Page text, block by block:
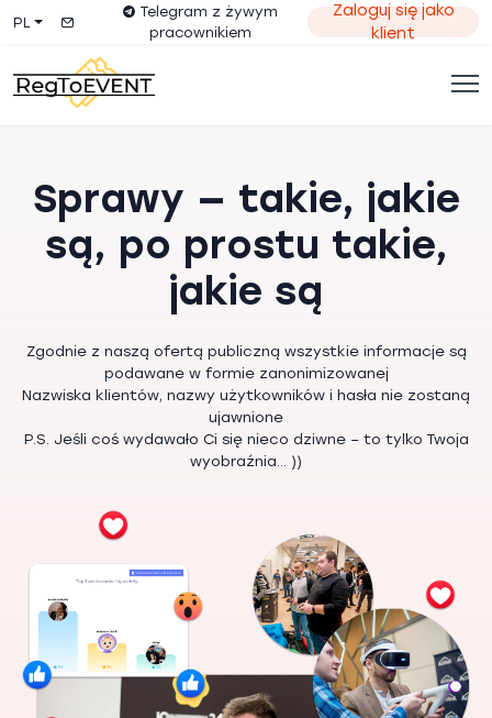
PL
Telegram z żywym
pracownikiem
Zaloguj się jako
klient
Sprawy — takie, jakie
są, po prostu takie,
jakie są
Zgodnie z naszą ofertą publiczną wszystkie informacje są
podawane w formie zanonimizowanej
Nazwiska klientów, nazwy użytkowników i hasła nie zostaną
ujawnione
P.S. Jeśli coś wydawało Ci się nieco dziwne – to tylko Twoja
wyobraźnia... ))